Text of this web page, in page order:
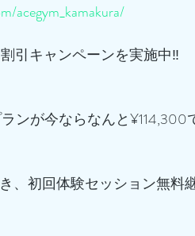
acegym_kamakura/
引キャンペーンを実施中‼️
ンが今ならなんと
、初回体験セッション無料